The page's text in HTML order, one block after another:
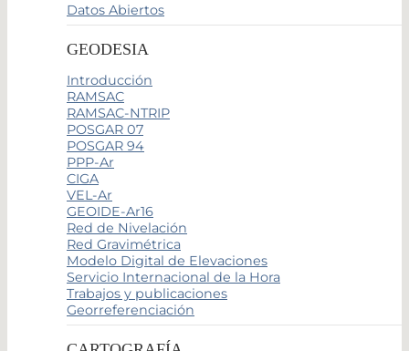
Datos Abiertos
GEODESIA
Introducción
RAMSAC
RAMSAC-NTRIP
POSGAR 07
POSGAR 94
PPP-Ar
CIGA
VEL-Ar
GEOIDE-Ar16
Red de Nivelación
Red Gravimétrica
Modelo Digital de Elevaciones
Servicio Internacional de la Hora
Trabajos y publicaciones
Georreferenciación